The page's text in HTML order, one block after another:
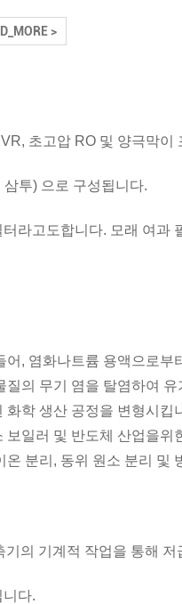
>
초고압 RO 및 양극막이
투) 으로 구성됩니다.
라고도합니다. 모래 여과
어, 염화나트륨 용액으로부
질의 무기 염을 탈염하여
화학 생산 공정을 변형시킵
보일러 및 반도체 산업을위
온 분리, 동위 원소 분리 및
의 기계적 작업을 통해
다.